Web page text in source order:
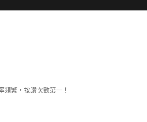
繁，按讚次數第一！